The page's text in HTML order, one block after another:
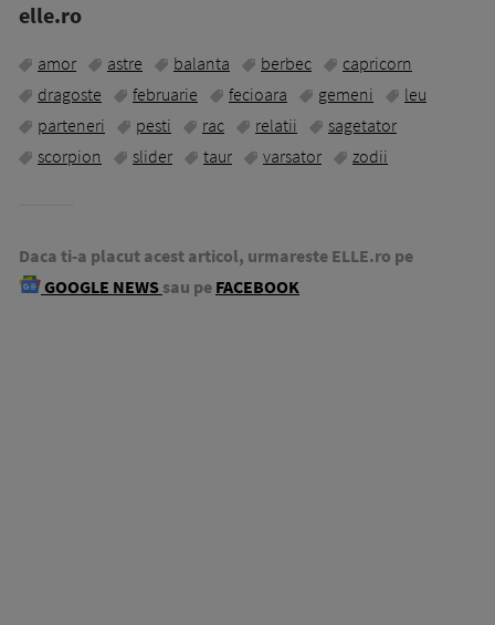
elle.ro
amor astre balanta berbec
capricorn
dragoste
februarie fecioara gemeni
leu
parteneri
pesti rac relatii
sagetator
scorpion
slider taur varsator zodii
Daca ti-a placut acest articol, urmareste ELLE.ro pe
GOOGLE NEWS sau pe FACEBOOK